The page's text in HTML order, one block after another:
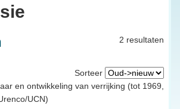
2 resultaten
Sorteer
en ontwikkeling van verrijking (tot 1969,
UCN)